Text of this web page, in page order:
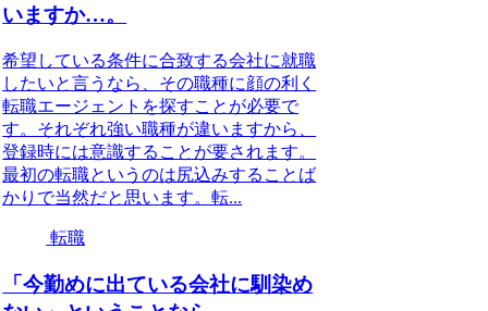
いますか…。
希望している条件に合致する会社に就職
したいと言うなら、その職種に顔の利く
転職エージェントを探すことが必要で
す。それぞれ強い職種が違いますから、
登録時には意識することが要されます。
最初の転職というのは尻込みすることば
かりで当然だと思います。転...
転職
「今勤めに出ている会社に馴染め